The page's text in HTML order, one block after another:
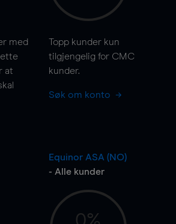
med
at
Topp kunder kun
tilgjengelig for CMC
kunder.
Søk om konto
Equinor ASA (NO)
- Alle kunder